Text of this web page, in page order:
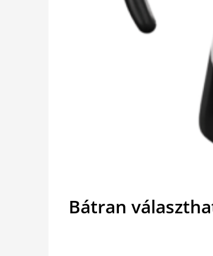
Bátran